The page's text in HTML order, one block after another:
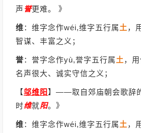
声 誉更难。 》
维：维字念作wéi,维字五行属土 ，
智谋、丰富之义；
誉：誉字念作yù,誉字五行属土 ，
名声很大、诚实守信之义；
【邬维阳 】 ——取自郊庙朝会歌辞
时维就阳。》
维：维字念作wéi,维字五行属土 ，